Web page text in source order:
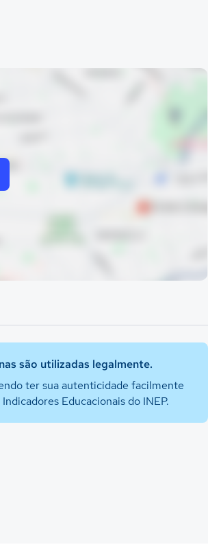
são utilizadas legalmente.
ter sua autenticidade facilmente
Educacionais do INEP.